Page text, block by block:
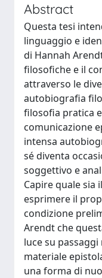
Abstract
Questa tesi
linguaggio e
di Hannah
filosofiche e il
attraverso le
autobiografia
filosofia pratica
comunicazione
intensa
sé diventa
soggettivo e
Capire quale sia
esprimere il
condizione
Arendt che
luce su
materiale
una forma di